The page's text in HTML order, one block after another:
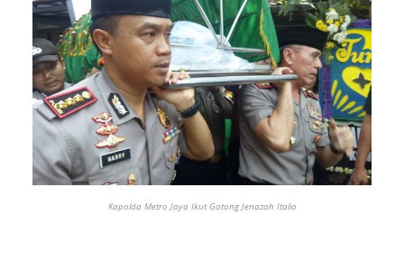
Kapolda Metro Jaya Ikut Gotong Jenazah Italia